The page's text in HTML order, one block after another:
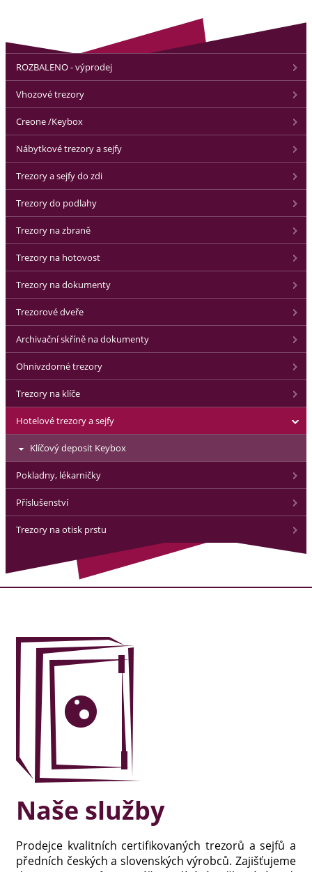
ROZBALENO - výprodej
Vhozové trezory
Creone /Keybox
Nábytkové trezory a sejfy
Trezory a sejfy do zdi
Trezory do podlahy
Trezory na zbraně
Trezory na hotovost
Trezory na dokumenty
Trezorové dveře
Archivační skříně na dokumenty
Ohnivzdorné trezory
Trezory na klíče
Hotelové trezory a sejfy
Klíčový deposit Keybox
Pokladny, lékarničky
Příslušenství
Trezory na otisk prstu
Naše služby
Prodejce kvalitních certifikovaných trezorů a sejfů a
předních českých a slovenských výrobců. Zajišťujeme